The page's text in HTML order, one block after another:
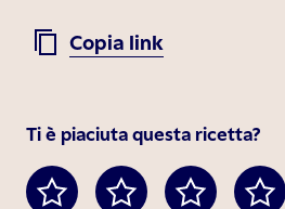
Copia link
Ti è piaciuta questa ricetta?